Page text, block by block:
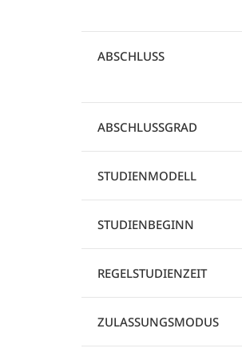
ABSCHLUSS
ABSCHLUSSGRAD
STUDIENMODELL
STUDIENBEGINN
REGELSTUDIENZEIT
ZULASSUNGSMODUS